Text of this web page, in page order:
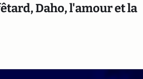
Daho, l'amour et la